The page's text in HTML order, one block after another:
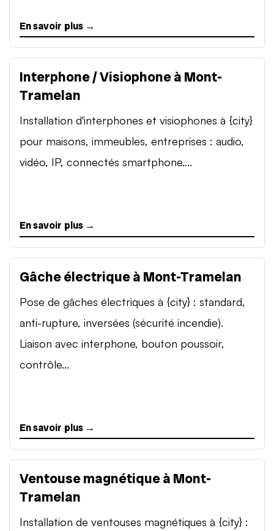
En savoir plus →
Interphone / Visiophone à Mont-
Tramelan
Installation d'interphones et visiophones à {city}
pour maisons, immeubles, entreprises : audio,
vidéo, IP, connectés smartphone....
En savoir plus →
Gâche électrique à Mont-Tramelan
Pose de gâches électriques à {city} : standard,
anti-rupture, inversées (sécurité incendie).
Liaison avec interphone, bouton poussoir,
contrôle...
En savoir plus →
Ventouse magnétique à Mont-
Tramelan
Installation de ventouses magnétiques à {city} :